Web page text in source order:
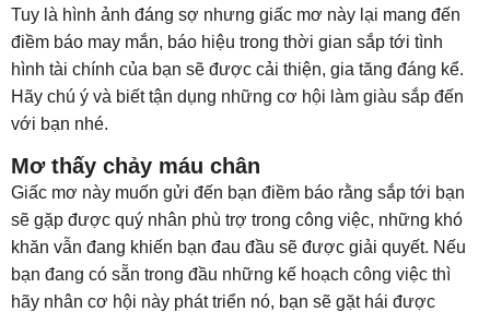
Tuy là hình ảnh đáng sợ nhưng giấc mơ này lại mang đến
điềm báo may mắn, báo hiệu trong thời gian sắp tới tình
hình tài chính của bạn sẽ được cải thiện, gia tăng đáng kể.
Hãy chú ý và biết tận dụng những cơ hội làm giàu sắp đến
với bạn nhé.
Mơ thấy chảy máu chân
Giấc mơ này muốn gửi đến bạn điềm báo rằng sắp tới bạn
sẽ gặp được quý nhân phù trợ trong công việc, những khó
khăn vẫn đang khiến bạn đau đầu sẽ được giải quyết. Nếu
bạn đang có sẵn trong đầu những kế hoạch công việc thì
hãy nhân cơ hội này phát triển nó, bạn sẽ gặt hái được